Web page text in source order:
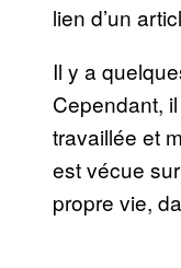
lien d’un
Il y a
Cependant,
travaillée et
est vécue
propre vie,